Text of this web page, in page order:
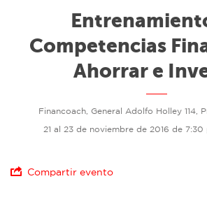
Competencias
Ahorrar e
Financoach, General Adolfo Holley 114,
21 al 23 de noviembre de 2016 de
Compartir evento